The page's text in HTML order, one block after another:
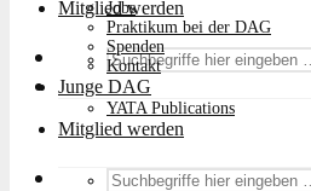
Mitglied werden
Jobs
Praktikum bei der DAG
Spenden
Kontakt
Junge DAG
YATA Publications
Mitglied werden